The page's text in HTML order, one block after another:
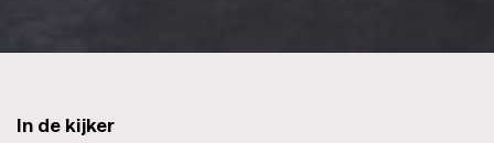
In de kijker